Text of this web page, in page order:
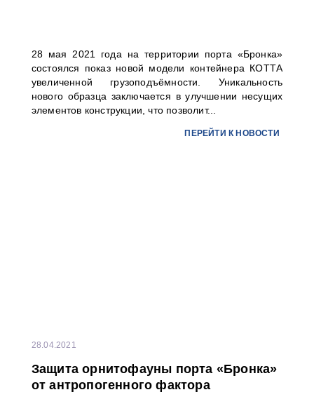
28 мая 2021 года на территории порта «Бронка»
состоялся показ новой модели контейнера КОТТА
увеличенной грузоподъёмности. Уникальность
нового образца заключается в улучшении несущих
элементов конструкции, что позволит...
ПЕРЕЙТИ К НОВОСТИ
28.04.2021
Защита орнитофауны порта «Бронка»
от антропогенного фактора